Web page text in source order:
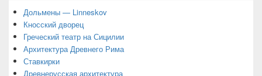
Дольмены — Linneskov
Кносский дворец
Греческий театр на Сицилии
Архитектура Древнего Рима
Ставкирки
Древнерусская архитектура